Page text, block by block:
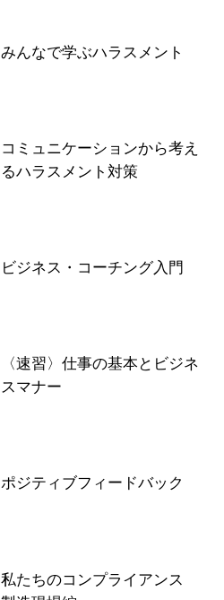
みんなで学ぶハラスメント
コミュニケーションから考え
るハラスメント対策
ビジネス・コーチング入門
〈速習〉仕事の基本とビジネ
スマナー
ポジティブフィードバック
私たちのコンプライアンス